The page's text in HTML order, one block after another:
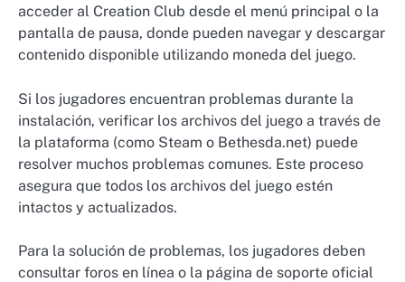
acceder al Creation Club desde el menú principal o la
pantalla de pausa, donde pueden navegar y descargar
contenido disponible utilizando moneda del juego.
Si los jugadores encuentran problemas durante la
instalación, verificar los archivos del juego a través de
la plataforma (como Steam o Bethesda.net) puede
resolver muchos problemas comunes. Este proceso
asegura que todos los archivos del juego estén
intactos y actualizados.
Para la solución de problemas, los jugadores deben
consultar foros en línea o la página de soporte oficial